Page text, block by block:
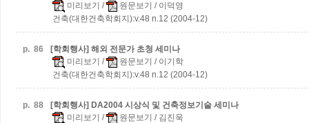
미리보기 / 원문보기 / 이덕영
건축(대한건축학회지):v.48 n.12 (2004-12)
p. 86
[학회행사] 해외 전문가 초청 세미나
미리보기 / 원문보기 / 이기학
건축(대한건축학회지):v.48 n.12 (2004-12)
p. 88
[학회행사] DA2004 시상식 및 건축정보기술 세미나
미리보기 / 원문보기 / 김진욱